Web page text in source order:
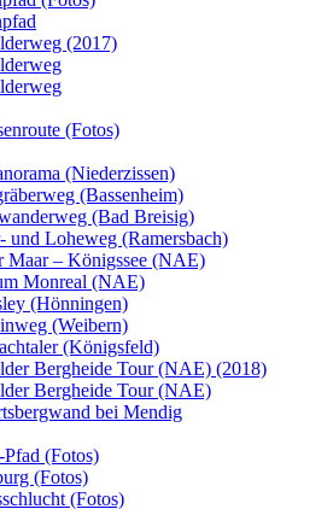
(2017)
(Fotos)
(Niederzissen)
(Bassenheim)
(Bad Breisig)
und Loheweg (Ramersbach)
Maar – Königssee (NAE)
Monreal (NAE)
(Hönningen)
(Weibern)
(Königsfeld)
Bergheide Tour (NAE) (2018)
Bergheide Tour (NAE)
bei Mendig
(Fotos)
(Fotos)
(Fotos)